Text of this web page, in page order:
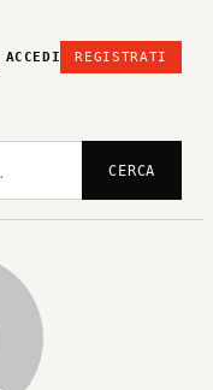
ACCEDI REGISTRATI
CERCA